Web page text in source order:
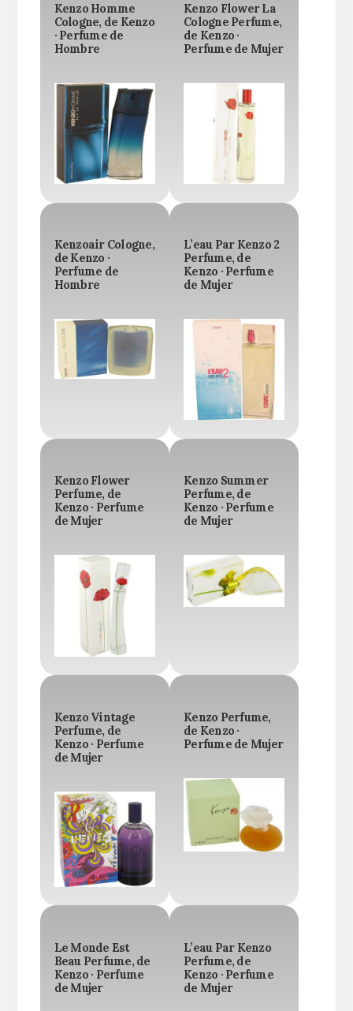
Kenzo Homme
Cologne, de Kenzo
· Perfume de
Hombre
Kenzo Flower La
Cologne Perfume,
de Kenzo ·
Perfume de Mujer
Kenzoair Cologne,
de Kenzo ·
Perfume de
Hombre
L’eau Par Kenzo 2
Perfume, de
Kenzo · Perfume
de Mujer
Kenzo Flower
Perfume, de
Kenzo · Perfume
de Mujer
Kenzo Summer
Perfume, de
Kenzo · Perfume
de Mujer
Kenzo Vintage
Perfume, de
Kenzo · Perfume
de Mujer
Kenzo Perfume,
de Kenzo ·
Perfume de Mujer
Le Monde Est
Beau Perfume, de
Kenzo · Perfume
de Mujer
L’eau Par Kenzo
Perfume, de
Kenzo · Perfume
de Mujer